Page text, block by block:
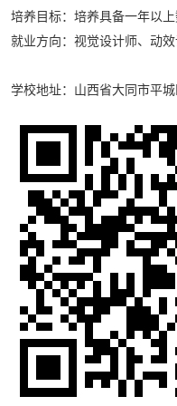
培养目标：培养具备一年以
就业方向：视觉设计师、动
学校地址：山西省大同市平